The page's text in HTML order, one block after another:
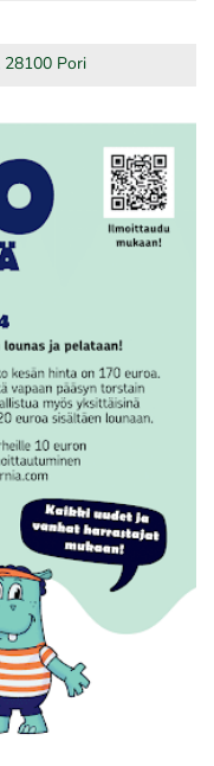
28100 Pori